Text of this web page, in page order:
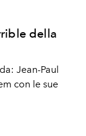
della
Jean-Paul
con le sue